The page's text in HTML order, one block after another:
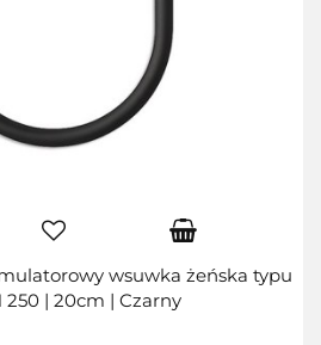
wsuwka żeńska typu
250 | 20cm | Czarny